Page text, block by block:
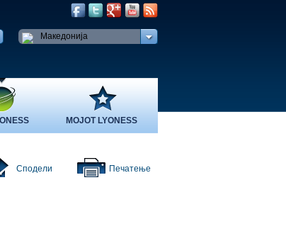
Македонија
МОЈОТ LYONESS
Сподели Печатење